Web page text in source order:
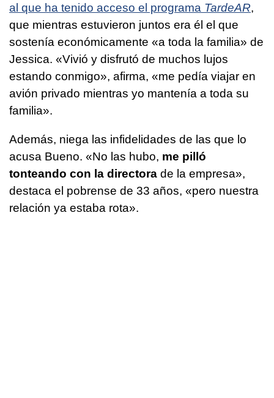
al que ha tenido acceso el programa TardeAR,
que mientras estuvieron juntos era él el que
sostenía económicamente «a toda la familia» de
Jessica. «Vivió y disfrutó de muchos lujos
estando conmigo», afirma, «me pedía viajar en
avión privado mientras yo mantenía a toda su
familia».
Además, niega las infidelidades de las que lo
acusa Bueno. «No las hubo, me pilló
tonteando con la directora de la empresa»,
destaca el pobrense de 33 años, «pero nuestra
relación ya estaba rota».